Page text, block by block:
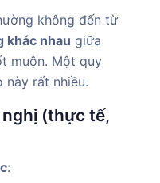
không đến từ
khác nhau giữa
muộn. Một quy
này rất nhiều.
nghị (thực tế,
: